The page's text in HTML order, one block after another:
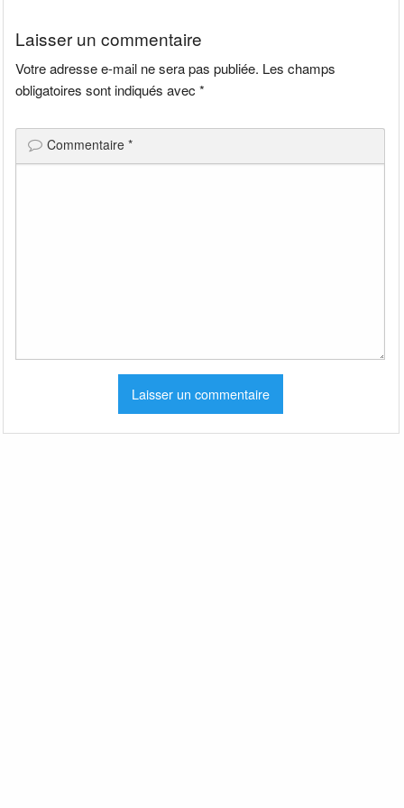
Laisser un commentaire
Votre adresse e-mail ne sera pas publiée. Les champs
obligatoires sont indiqués avec*
Commentaire*